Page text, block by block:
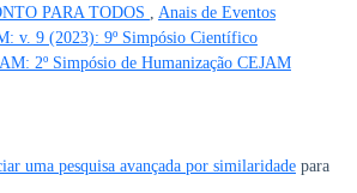
PARA TODOS
Anais de Eventos
v. 9 (2023): 9º Simpósio Científico
2º Simpósio de Humanização CEJAM
uma pesquisa avançada por similaridadepara